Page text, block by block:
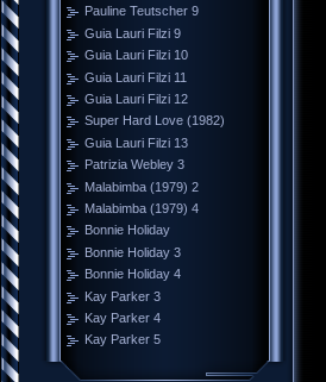
Pauline Teutscher 9
Guia Lauri Filzi 9
Guia Lauri Filzi 10
Guia Lauri Filzi 11
Guia Lauri Filzi 12
Super Hard Love (1982)
Guia Lauri Filzi 13
Patrizia Webley 3
Malabimba (1979) 2
Malabimba (1979) 4
Bonnie Holiday
Bonnie Holiday 3
Bonnie Holiday 4
Kay Parker 3
Kay Parker 4
Kay Parker 5